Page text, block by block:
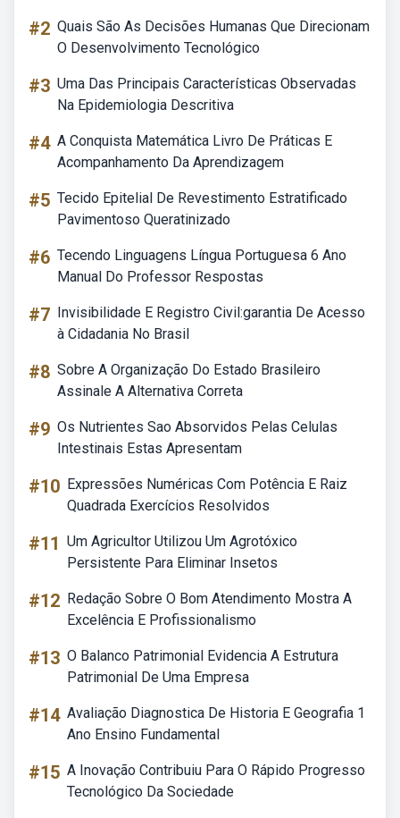
#2 Quais São As Decisões Humanas Que Direcionam
O Desenvolvimento Tecnológico
#3 Uma Das Principais Características Observadas
Na Epidemiologia Descritiva
#4 A Conquista Matemática Livro De Práticas E
Acompanhamento Da Aprendizagem
#5 Tecido Epitelial De Revestimento Estratificado
Pavimentoso Queratinizado
#6 Tecendo Linguagens Língua Portuguesa 6 Ano
Manual Do Professor Respostas
#7 Invisibilidade E Registro Civil:garantia De Acesso
à Cidadania No Brasil
#8 Sobre A Organização Do Estado Brasileiro
Assinale A Alternativa Correta
#9 Os Nutrientes Sao Absorvidos Pelas Celulas
Intestinais Estas Apresentam
#10 Expressões Numéricas Com Potência E Raiz
Quadrada Exercícios Resolvidos
#11 Um Agricultor Utilizou Um Agrotóxico
Persistente Para Eliminar Insetos
#12 Redação Sobre O Bom Atendimento Mostra A
Excelência E Profissionalismo
#13 O Balanco Patrimonial Evidencia A Estrutura
Patrimonial De Uma Empresa
#14 Avaliação Diagnostica De Historia E Geografia 1
Ano Ensino Fundamental
#15 A Inovação Contribuiu Para O Rápido Progresso
Tecnológico Da Sociedade